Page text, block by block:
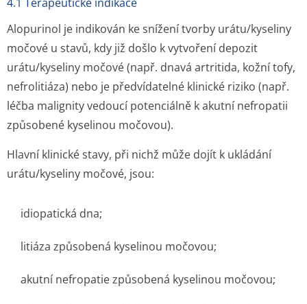
Alopurinol je indikován ke snížení tvorby urátu/kyseliny
močové u stavů, kdy již došlo k vytvoření depozit
urátu/kyseliny močové (např. dnavá artritida, kožní tofy,
nefrolitiáza) nebo je předvídatelné klinické riziko (např.
léčba malignity vedoucí potenciálně k akutní nefropatii
způsobené kyselinou močovou).
Hlavní klinické stavy, při nichž může dojít k ukládání
urátu/kyseliny močové, jsou:
idiopatická dna;
litiáza způsobená kyselinou močovou;
akutní nefropatie způsobená kyselinou močovou;